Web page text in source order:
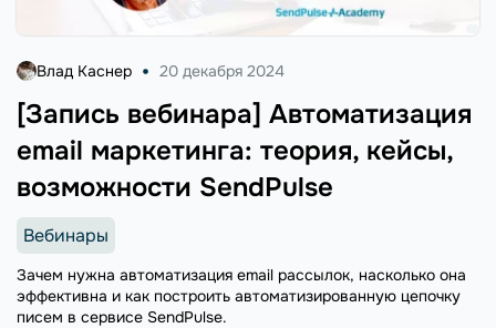
[Запись вебинара] Автоматизация
email маркетинга: теория, кейсы,
возможности SendPulse
Влад Каснер 20 декабря 2024
Вебинары
Зачем нужна автоматизация email рассылок, насколько она
эффективна и как построить автоматизированную цепочку
писем в сервисе SendPulse.